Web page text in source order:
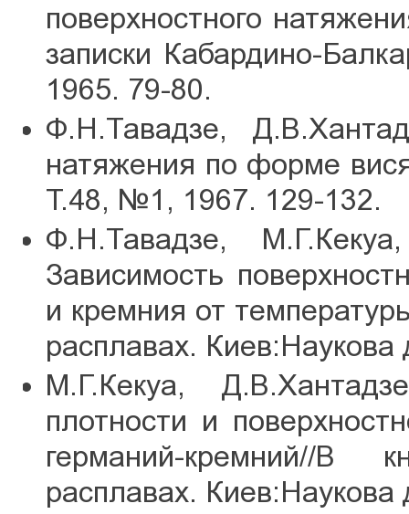
поверхностного
записки Кабардино-
1965. 79-80.
Ф.Н.Тавадзе,
натяжения по форме
Т.48, №1, 1967. 129-132.
Ф.Н.Тавадзе,
Зависимость
и кремния от
расплавах.
М.Г.Кекуа,
плотности и
германий-кремний//В
расплавах.